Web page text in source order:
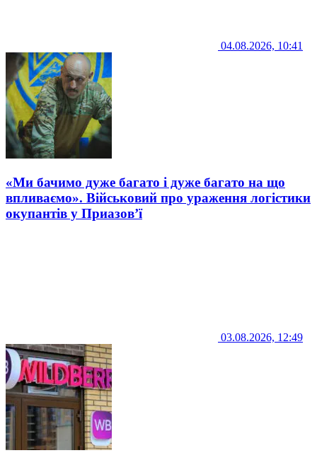
04.08.2026, 10:41
«Ми бачимо дуже багато і дуже багато на що
впливаємо». Військовий про ураження логістики
окупантів у Приазов’ї
03.08.2026, 12:49